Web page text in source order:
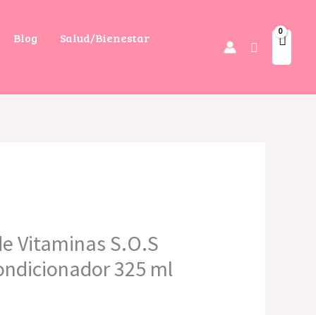
Blog
Salud/Bienestar
Buscar
Vitaminas S.O.S
325 ml